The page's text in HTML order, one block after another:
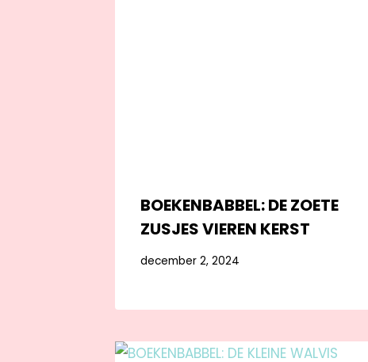
BOEKENBABBEL: DE ZOETE
ZUSJES VIEREN KERST
december 2, 2024